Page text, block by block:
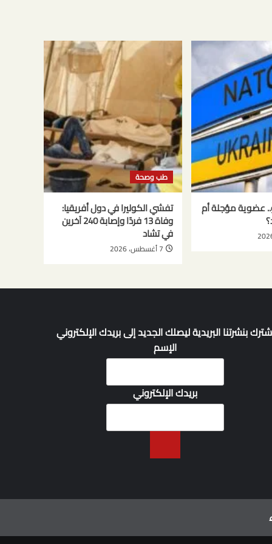
عضوية مؤجلة أم
طب وصحة
تفشي الكوليرا في دول أفريقيا:
وفاة 13 فردًا وإصابة 240 آخرين
في تشاد
7 أغسطس، 2026
بنشرتنا البريدية ليصلك الجديد إلى بريدك الإلكتروني
الإسم
بريدك الإلكتروني